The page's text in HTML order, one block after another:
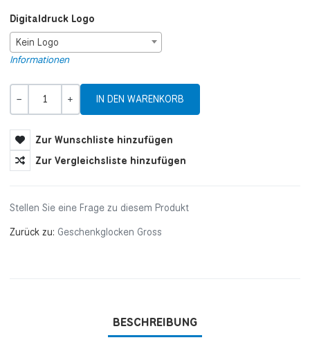
Digitaldruck Logo
Kein Logo
Informationen
Zur Wunschliste hinzufügen
Zur Vergleichsliste hinzufügen
Stellen Sie eine Frage zu diesem Produkt
Zurück zu: Geschenkglocken Gross
BESCHREIBUNG